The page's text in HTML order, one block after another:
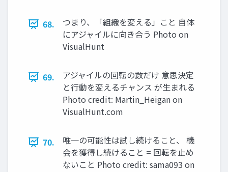
68.
つまり、「組織を変える」こと ⾃体
にアジャイルに向き合う Photo on
VisualHunt
69.
アジャイルの回転の数だけ 意思決定
と⾏動を変えるチャンス が⽣まれる
Photo credit: Martin_Heigan on
VisualHunt.com
70.
唯⼀の可能性は試し続けること、 機
会を獲得し続けること = 回転を⽌め
ないこと Photo credit: sama093 on